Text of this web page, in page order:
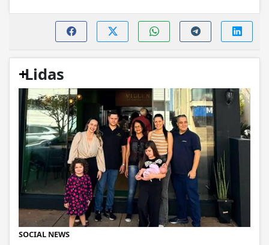
+
Lidas
SOCIAL NEWS